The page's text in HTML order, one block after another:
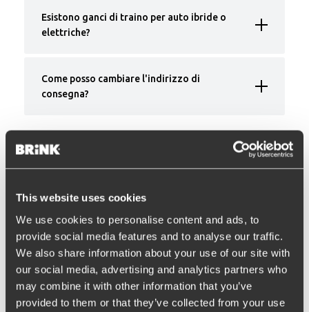
This website uses cookies
We use cookies to personalise content and ads, to
provide social media features and to analyse our traffic.
We also share information about your use of our site with
our social media, advertising and analytics partners who
may combine it with other information that you’ve
provided to them or that they’ve collected from your use
Esistono ganci di traino per auto ibride o
elettriche?
Come posso cambiare l'indirizzo di
consegna?
Il mio ambiente Brink
Ho perso i miei dati di accesso per il mio
account, e adesso?
Ho perso la password del mio account, e
adesso?